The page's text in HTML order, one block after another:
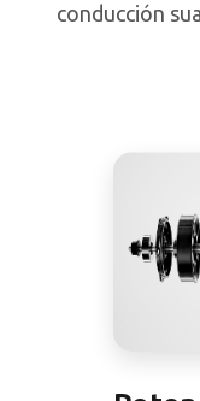
conducción